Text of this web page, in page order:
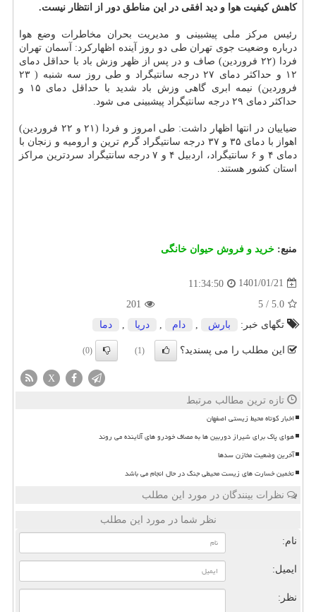
کاهش کیفیت هوا و دید افقی در این مناطق دور از انتظار نیست.
رئیس مرکز ملی پیشبینی و مدیریت بحران مخاطرات وضع هوا
درباره وضعیت جوی تهران طی دو روز آینده اظهارکرد: آسمان تهران
فردا (۲۲ فروردین) صاف و در پس از ظهر وزش باد با حداقل دمای
۱۲ و حداکثر دمای ۲۷ درجه سانتیگراد و طی روز سه شنبه ( ۲۳
فروردین) نیمه ابری گاهی وزش باد شدید با حداقل دمای ۱۵ و
حداکثر دمای ۲۹ درجه سانتیگراد پیشبینی می شود.
ضیاییان در انتها اظهار داشت: طی امروز و فردا (۲۱ و ۲۲ فروردین)
اهواز با دمای ۳۵ و ۳۷ درجه سانتیگراد گرم ترین و ارومیه و زنجان با
دمای ۴ و ۶ سانتیگراد، اردبیل ۴ و ۷ درجه سانتیگراد سردترین مراکز
استان کشور هستند.
منبع: خرید و فروش حیوان خانگی
1401/01/21
11:34:50
5.0
/
5
201
تگهای خبر:
بارش دام دریا دما
این مطلب را می پسندید؟ (1)
(0)
X
تازه ترین مطالب مرتبط
اخبار کوتاه محیط زیستی اصفهان
هوای پاک برای شیراز دوربین ها به مصاف خودرو های آلاینده می روند
آخرین وضعیت مخازن سدها
تخمین خسارت های زیست محیطی جنگ در حال انجام می باشد
نظرات بینندگان در مورد این مطلب
نظر شما در مورد این مطلب
نام:
ایمیل:
نظر: